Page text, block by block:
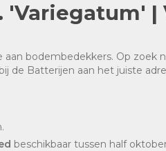
'Variegatum' |
bodembedekkers. Op zoek
de Batterijen aan het juiste
beschikbaar tussen half